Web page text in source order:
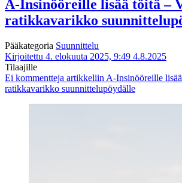
A-Insinööreille lisää töitä –
ratikkavarikko
Pääkategoria Suunnittelu
Kirjoitettu 4. elokuuta 2025, 9:49 4.8.2025
Tilaajille
Ei kommentteja artikkeliin A-Insinööreille
ratikkavarikko suunnittelupöydälle